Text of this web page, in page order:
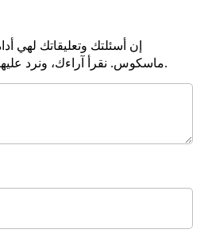
إن أسئلتك وتعليقاتك لهي
ماسكوس. نقرأ آراءك، ونرد عليها، بناء على طلبكم في أسرع وقت ممكن.